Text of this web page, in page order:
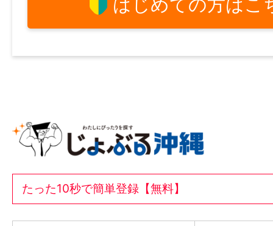
たった10秒で簡単登録【無料】